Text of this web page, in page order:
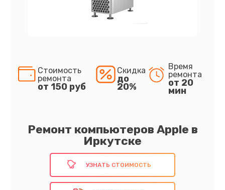
Ремонт компьютеров Apple в
Иркутске
Стоимость
ремонта
от 150 руб
Скидка
до
20%
Время
ремонта
от 20
мин
УЗНАТЬ СТОИМОСТЬ